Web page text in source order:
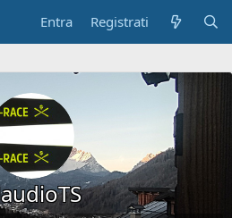
Entra Registrati